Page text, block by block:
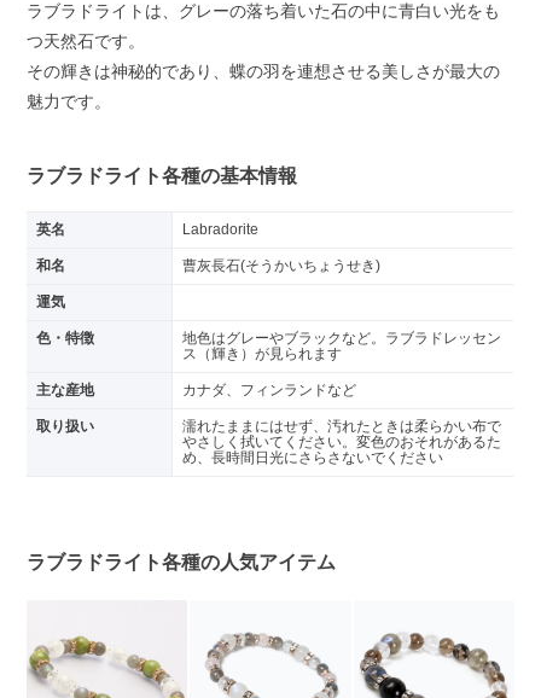
ラブラドライトは、グレーの落ち着いた石の中に青白い光をも
つ天然石です。
その輝きは神秘的であり、蝶の羽を連想させる美しさが最大の
魅力です。
ラブラドライト各種の基本情報
英名 Labradorite
和名 曹灰長石(そうかいちょうせき)
運気
色・特徴
地色はグレーやブラックなど。ラブラドレッセン
ス（輝き）が見られます
主な産地 カナダ、フィンランドなど
取り扱い
濡れたままにはせず、汚れたときは柔らかい布で
やさしく拭いてください。変色のおそれがあるた
め、長時間日光にさらさないでください
ラブラドライト各種の人気アイテム